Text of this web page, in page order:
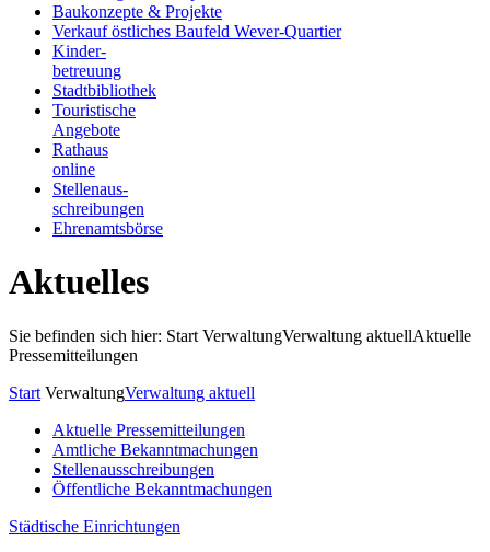
Baukonzepte & Projekte
Verkauf östliches Baufeld Wever-Quartier
Kinder-
betreuung
Stadtbibliothek
Touristische
Angebote
Rathaus
online
Stellenaus-
schreibungen
Ehrenamtsbörse
Aktuelles
Sie befinden sich hier: Start VerwaltungVerwaltung aktuellAktuelle
Pressemitteilungen
Start VerwaltungVerwaltung aktuell
Aktuelle Pressemitteilungen
Amtliche Bekanntmachungen
Stellenausschreibungen
Öffentliche Bekanntmachungen
Städtische Einrichtungen